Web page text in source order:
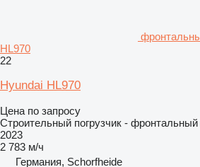
HL970
22
Hyundai HL970
Цена по запросу
Строительный погрузчик - фронтальный
2023
2 783 м/ч
Германия, Schorfheide